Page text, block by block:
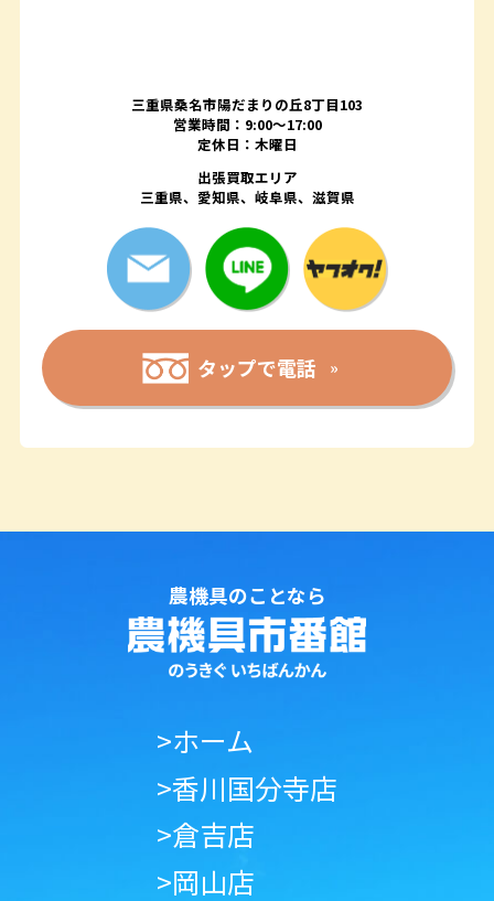
三重県桑名市陽だまりの丘8丁目103
営業時間：9:00〜17:00
定休日：木曜日
出張買取エリア
三重県、愛知県、岐阜県、滋賀県
タップで電話
農機具のことなら
>ホーム
>香川国分寺店
>倉吉店
>岡山店